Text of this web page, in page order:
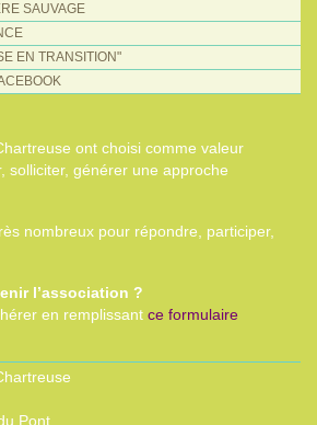
SAUVAGE
EN TRANSITION"
ont choisi comme valeur
solliciter, générer une approche
nombreux pour répondre, participer,
l’association ?
en remplissant ce formulaire
Pont